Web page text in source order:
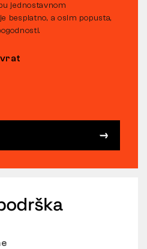
jednostavnom
besplatno, a osim popusta,